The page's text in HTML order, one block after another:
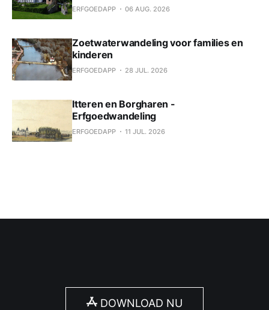
ERFGOEDAPP 06 AUG. 2026
Zoetwaterwandeling voor families en
kinderen
ERFGOEDAPP 28 JUL. 2026
Itteren en Borgharen -
Erfgoedwandeling
ERFGOEDAPP 11 JUL. 2026
DOWNLOAD NU